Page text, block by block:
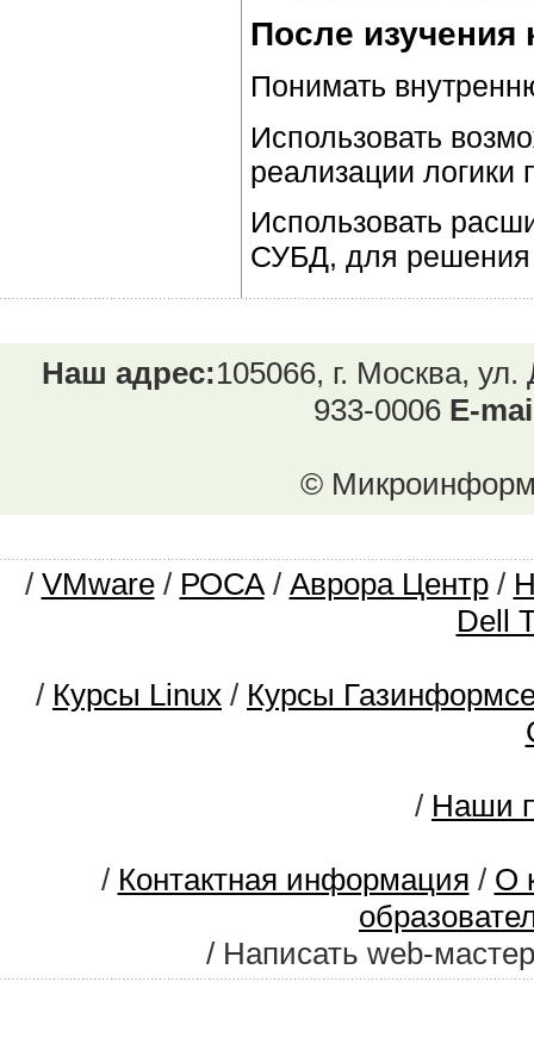
После изучения
Понимать
Использовать
реализации логики
Использовать
СУБД, для решения
Наш адрес:105066, г. Москва,
933-0006 E-
©
/ VMware/ РОСА/ Аврора Центр/
Dell
/ Курсы Linux / Курсы
/ Наши
/ Контактная информация / О
/ Написать web-